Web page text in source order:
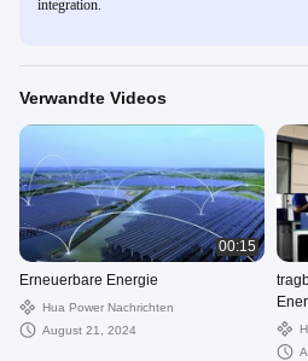
integration.
Verwandte Videos
00:15
Erneuerbare Energie
Hua Power Nachrichten
August 21, 2024